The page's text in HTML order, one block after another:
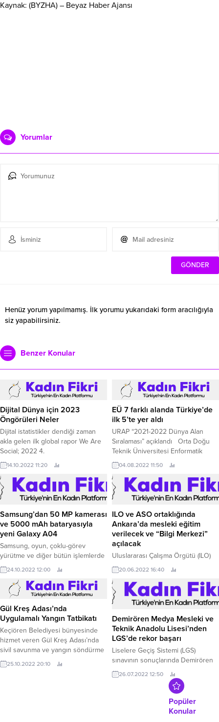
Kaynak: (BYZHA) – Beyaz Haber Ajansı
Yorumlar
Henüz yorum yapılmamış. İlk yorumu yukarıdaki form aracılığıyla
siz yapabilirsiniz.
Benzer Konular
Dijital Dünya için 2023
Öngörüleri Neler
Dijital istatistikler dendiği zaman
akla gelen ilk global rapor We Are
Social; 2022 4.
14.10.2022 11:20
EÜ 7 farklı alanda Türkiye’de
ilk 5’te yer aldı
URAP “2021-2022 Dünya Alan
Sıralaması” açıklandı Orta Doğu
Teknik Üniversitesi Enformatik
Enstitüsü bünyesinde faaliyet
gösteren URAP Araştırma
Laboratuvarı, “2021-2022 Dünya
Alan Sıralaması” raporunu yayınladı.
04.08.2022 11:50
Samsung’dan 50 MP kamerası
ve 5000 mAh bataryasıyla
yeni Galaxy A04
Samsung, oyun, çoklu-görev
yürütme ve diğer bütün işlemlerde
daha çok hız ve minimum gecikme
sunan 8 çekirdekli güçlü işlemcisi,
50 MP’lik ana kamerası ve 5000
mAh’lık bataryası ile beklentileri
karşılayan yeni Galaxy A04'ü tanıttı.
24.10.2022 12:00
ILO ve ASO ortaklığında
Ankara’da mesleki eğitim
verilecek ve “Bilgi Merkezi”
açılacak
Uluslararası Çalışma Örgütü (ILO)
Türkiye Direktörü Numan Özcan,
bugün Ankara Sanayi Odası (ASO)
Başkanı Nurettin Özdebir, ASO 1.
20.06.2022 16:40
Gül Kreş Adası’nda
Uygulamalı Yangın Tatbikatı
Keçiören Belediyesi bünyesinde
hizmet veren Gül Kreş Adası’nda
sivil savunma ve yangın söndürme
tatbikatı düzenlendi.
25.10.2022 20:10
Demirören Medya Mesleki ve
Teknik Anadolu Lisesi’nden
LGS’de rekor başarı
Liselere Geçiş Sistemi (LGS)
sınavının sonuçlarında Demirören
Medya Mesleki ve Teknik Anadolu
Lisesi rekor kırdı.
26.07.2022 12:50
Popüler
Konular